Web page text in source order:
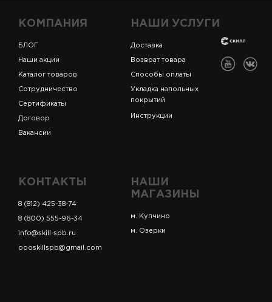
КОМПАНИЯ
БЛОГ
Наши акции
Каталог товаров
Сотрудничество
Сертификаты
Договор
Вакансии
НАШИ УСЛУГИ
Доставка
Возврат товара
Способы оплаты
Укладка напольных
покрытий
Инструкции
КОНТАКТЫ
8 (812) 425-38-74
8 (800) 555-96-34
info@skill-spb.ru
oooskillspb@gmail.com
НАШИ
МАГАЗИНЫ
м. Купчино
м. Озерки